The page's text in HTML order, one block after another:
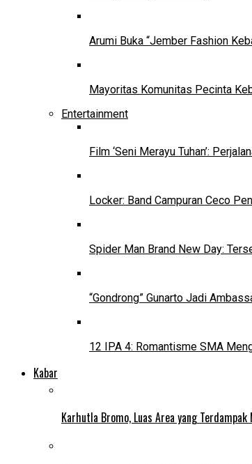
Arumi Buka “Jember Fashion
Mayoritas Komunitas Pecinta
Entertainment
Film ‘Seni Merayu Tuhan’:
Locker: Band Campuran Ceco
Spider Man Brand New Day:
“Gondrong” Gunarto Jadi
12 IPA 4: Romantisme SMA
Kabar
Karhutla Bromo, Luas Area yang